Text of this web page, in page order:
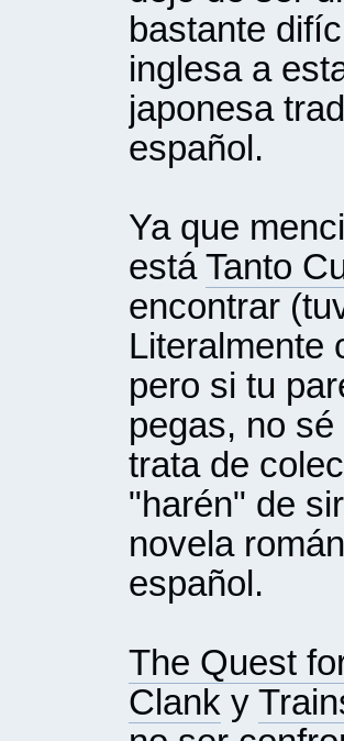
bastante
inglesa a
japonesa
español.
Ya que
estáTanto
encontrar
Literalmente
pero si tu
pegas, no
trata de
"harén" de
novela
español.
The Quest
Clank y